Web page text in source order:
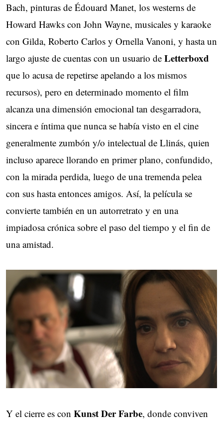
Bach, pinturas de Édouard Manet, los westerns de
Howard Hawks con John Wayne, musicales y karaoke
con Gilda, Roberto Carlos y Ornella Vanoni, y hasta un
largo ajuste de cuentas con un usuario de Letterboxd
que lo acusa de repetirse apelando a los mismos
recursos), pero en determinado momento el film
alcanza una dimensión emocional tan desgarradora,
sincera e íntima que nunca se había visto en el cine
generalmente zumbón y/o intelectual de Llinás, quien
incluso aparece llorando en primer plano, confundido,
con la mirada perdida, luego de una tremenda pelea
con sus hasta entonces amigos. Así, la película se
convierte también en un autorretrato y en una
impiadosa crónica sobre el paso del tiempo y el fin de
una amistad.
Y el cierre es con Kunst Der Farbe, donde conviven